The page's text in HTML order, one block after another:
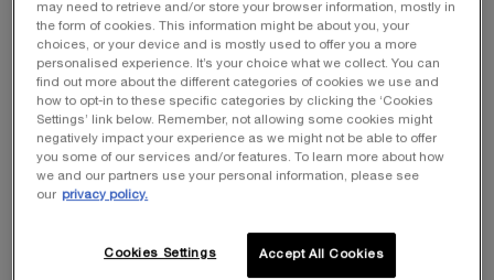
Une taille disponible :50 ml- 79,00 € (158,00 €/100 ml.)
Sélectionné
50 ml
79,00 €, 1 of 1
+ LOADING ...
may need to retrieve and/or store your browser information, mostly in
the form of cookies. This information might be about you, your
choices, or your device and is mostly used to offer you a more
personalised experience. It’s your choice what we collect. You can
find out more about the different categories of cookies we use and
how to opt-in to these specific categories by clicking the ‘Cookies
Settings’ link below. Remember, not allowing some cookies might
negatively impact your experience as we might not be able to offer
you some of our services and/or features. To learn more about how
we and our partners use your personal information, please see
our privacy policy.
Cookies Settings Accept All Cookies